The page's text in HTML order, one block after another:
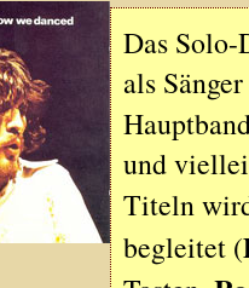
Das
als
und
Titeln
begleitet (